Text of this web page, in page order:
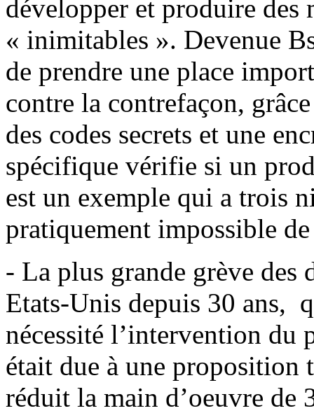
développer et produire
« inimitables ». Devenue
de prendre une place
contre la contrefaçon,
des codes secrets et une
spécifique vérifie si un
est un exemple qui a trois
pratiquement impossible
- La plus grande grève des
Etats-Unis depuis 30 ans,
nécessité l’intervention du
était due à une proposition
réduit la main d’oeuvre